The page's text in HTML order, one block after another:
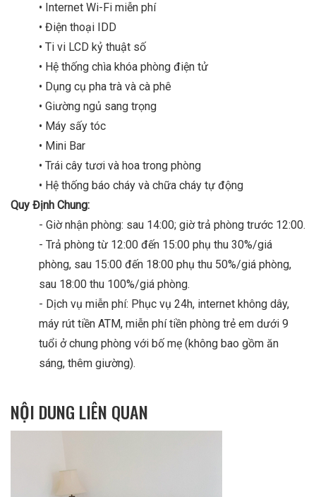
• Internet Wi-Fi miễn phí
• Điện thoại IDD
• Ti vi LCD kỷ thuật số
• Hệ thống chìa khóa phòng điện tử
• Dụng cụ pha trà và cà phê
• Giường ngủ sang trọng
• Máy sấy tóc
• Mini Bar
• Trái cây tươi và hoa trong phòng
• Hệ thống báo cháy và chữa cháy tự động
Quy Định Chung:
- Giờ nhận phòng: sau 14:00; giờ trả phòng trước 12:00.
- Trả phòng từ 12:00 đến 15:00 phụ thu 30%/giá
phòng, sau 15:00 đến 18:00 phụ thu 50%/giá phòng,
sau 18:00 thu 100%/giá phòng.
- Dịch vụ miễn phí: Phục vụ 24h, internet không dây,
máy rút tiền ATM, miễn phí tiền phòng trẻ em dưới 9
tuổi ở chung phòng với bố mẹ (không bao gồm ăn
sáng, thêm giường).
NỘI DUNG LIÊN QUAN